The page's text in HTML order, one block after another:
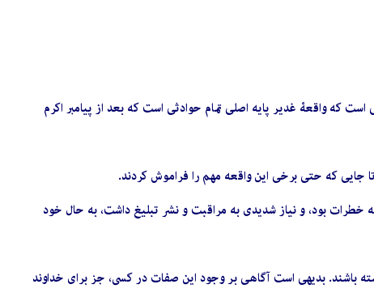
که واقعۀ غدیر پایه اصلی تمام حوادثی است که بعد از پیامبر اکرم
جایی که حتی برخی این واقعه مهم را فراموش کردند.
خطرات بود، و نیاز شدیدى به مراقبت و نشر تبلیغ ‏داشت، به حال خود
باشند. بدیهى است آگاهى بر وجود این صفات در کسى، جز براى خداوند